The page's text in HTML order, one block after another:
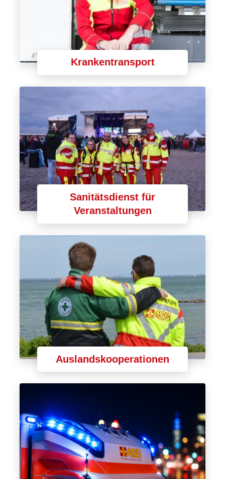
Krankentransport
Sanitätsdienst für
Veranstaltungen
Auslandskooperationen